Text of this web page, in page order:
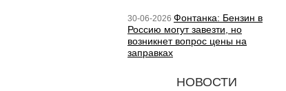
30-06-2026 Фонтанка: Бензин в
Россию могут завезти, но
возникнет вопрос цены на
заправках
НОВОСТИ